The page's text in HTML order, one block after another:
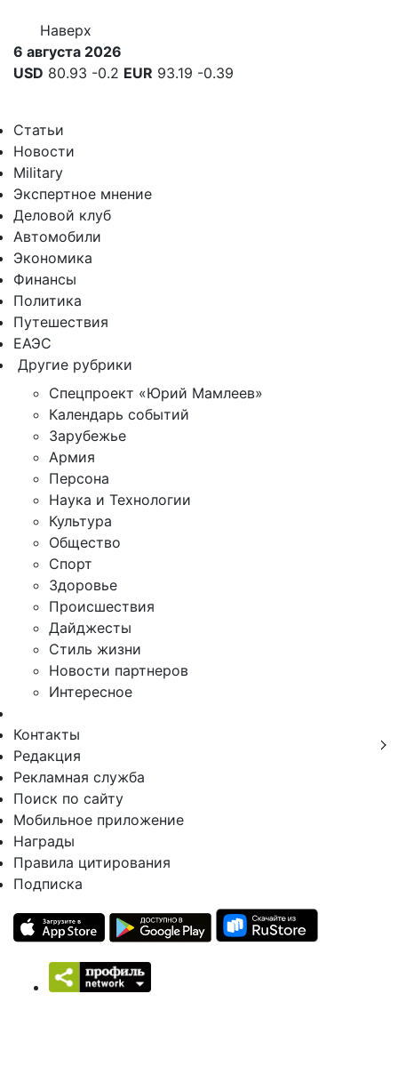
Наверх
6 августа 2026
USD 80.93 -0.2 EUR 93.19 -0.39
Статьи
Новости
Military
Экспертное мнение
Деловой клуб
Автомобили
Экономика
Финансы
Политика
Путешествия
ЕАЭС
Другие рубрики
Спецпроект «Юрий Мамлеев»
Календарь событий
Зарубежье
Армия
Персона
Наука и Технологии
Культура
Общество
Спорт
Здоровье
Происшествия
Дайджесты
Стиль жизни
Новости партнеров
Интересное
Контакты
Редакция
Рекламная служба
Поиск по сайту
Мобильное приложение
Награды
Правила цитирования
Подписка